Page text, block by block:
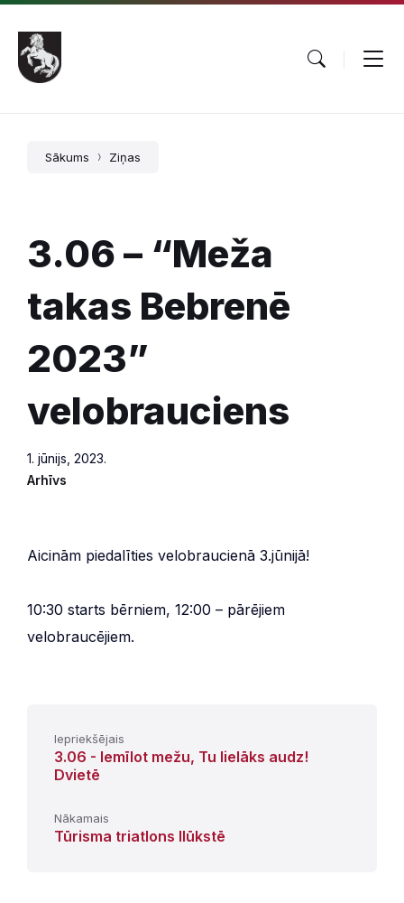
Pāriet
saturu
Skip
main
navigation
Skip
footer
Sākums Ziņas
3.06 – “Meža
takas Bebrenē
2023”
velobrauciens
1. jūnijs, 2023.
Arhīvs
Aicinām piedalīties velobraucienā 3.jūnijā!
10:30 starts bērniem, 12:00 – pārējiem
velobraucējiem.
Iepriekšējais
3.06 - Iemīlot mežu, Tu lielāks audz!
Dvietē
Nākamais
Tūrisma triatlons Ilūkstē